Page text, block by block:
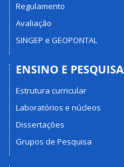
Regulamento
Avaliação
SINGEP e GEOPONTAL
ENSINO E PESQUISA
Estrutura curricular
Laboratórios e núcleos
Dissertações
Grupos de Pesquisa